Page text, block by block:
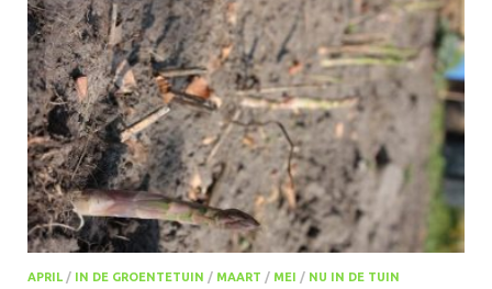
APRIL / IN DE GROENTETUIN / MAART / MEI / NU IN DE TUIN